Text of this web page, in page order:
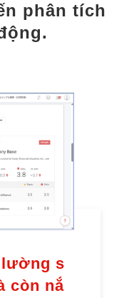
phân tích
lường s
còn nắ